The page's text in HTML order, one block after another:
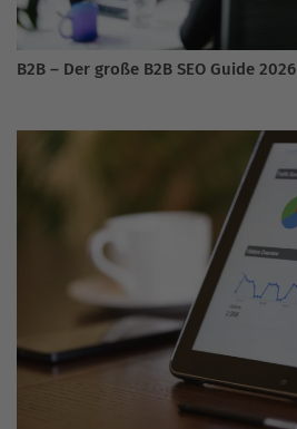
B2B – Der große B2B SEO Guide 2026